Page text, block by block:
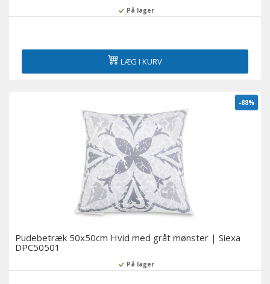
På lager
LÆG I KURV
-88%
Pudebetræk 50x50cm Hvid med gråt mønster | Siexa
DPC50501
På lager